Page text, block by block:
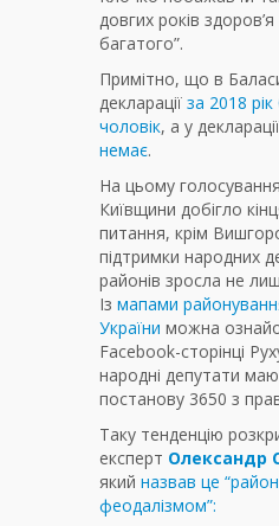
довгих років
багатого”.
Примітно, що в
декларації за 2018
чоловік, а у декларації
немає.
На цьому
Київщини добігло
питання, крім
підтримки народних
районів зросла не
Із мапами
України можна
Facebook-сторінці
народні депутати
постанову 3650 з
Таку тенденцію
експерт Олександр
який назвав це
феодалізмом”: